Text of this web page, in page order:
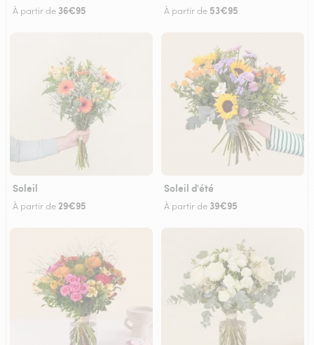
À partir de 36€95 À partir de 53€95
Soleil
À partir de29€95
Soleil d'été
À partir de 39€95